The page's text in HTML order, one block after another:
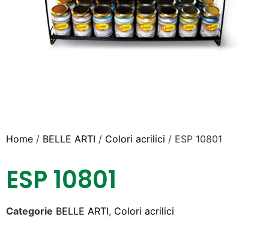
Home / BELLE ARTI / Colori acrilici / ESP 10801
ESP 10801
Categorie BELLE ARTI, Colori acrilici